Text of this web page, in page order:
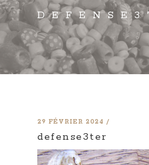
29 FÉVRIER 2024
defense3ter